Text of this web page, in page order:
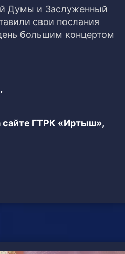
Думы и Заслуженный
свои послания
большим концертом
сайте ГТРК «Иртыш»,